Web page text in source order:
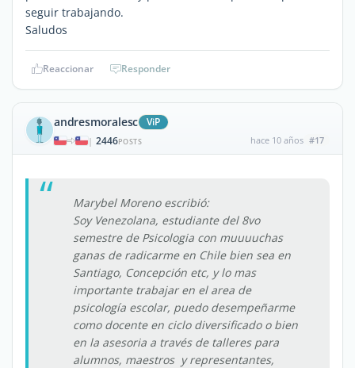
seguir trabajando.
Saludos
Reaccionar Responder
andresmoralesc ViP
| 2446POSTS hace 10 años #17
Marybel Moreno escribió:
Soy Venezolana, estudiante del 8vo
semestre de Psicologia con muuuuchas
ganas de radicarme en Chile bien sea en
Santiago, Concepción etc, y lo mas
importante trabajar en el area de
psicología escolar, puedo desempeñarme
como docente en ciclo diversificado o bien
en la asesoria a través de talleres para
alumnos, maestros y representantes,